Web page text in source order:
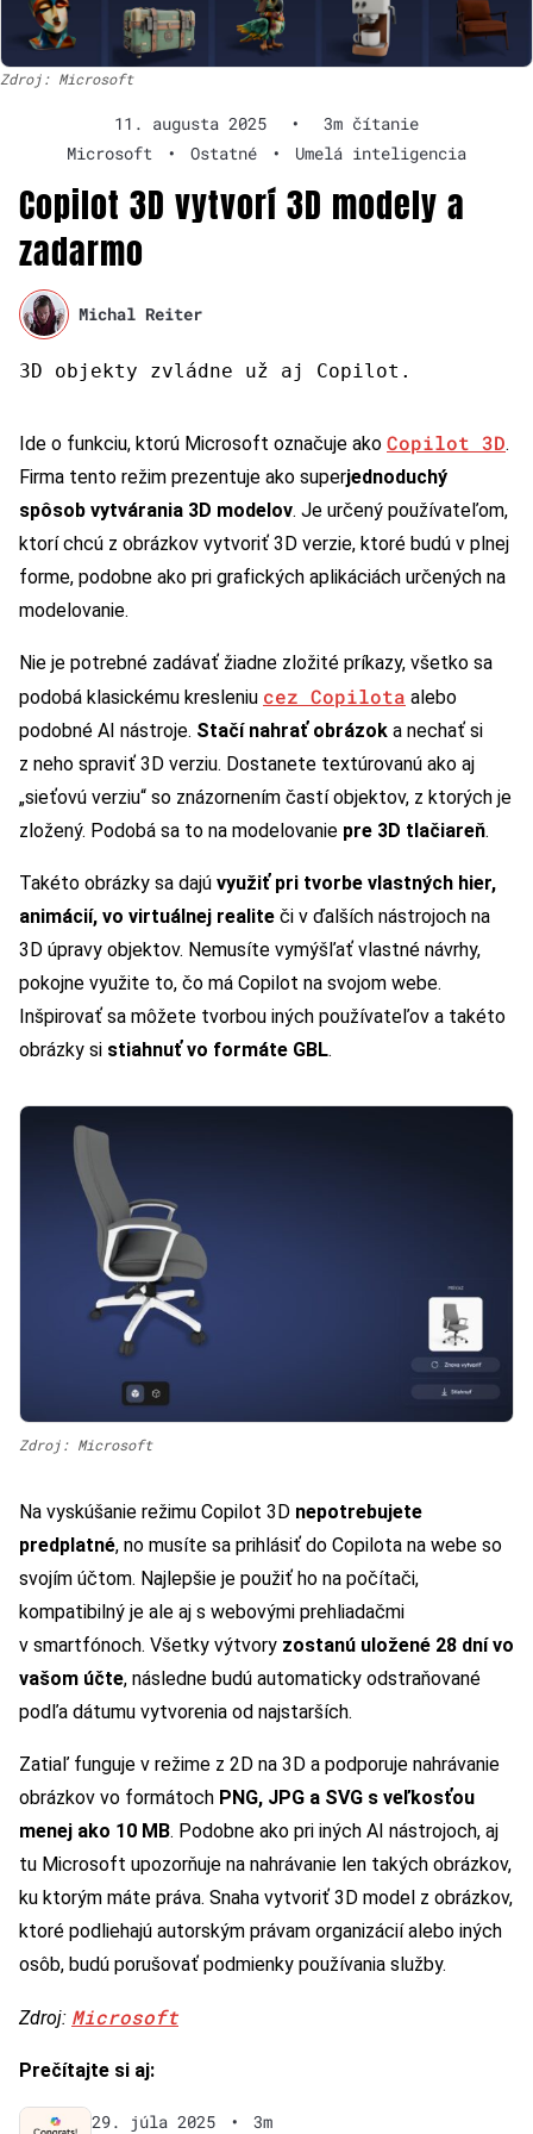
Zdroj: Microsoft
11. augusta 2025 •
3m čítanie
Microsoft
• Ostatné • Umelá inteligencia
Copilot 3D vytvorí 3D modely a
zadarmo
Michal Reiter
3D objekty zvládne už aj Copilot.
Ide o funkciu, ktorú Microsoft označuje ako Copilot 3D.
Firma tento režim prezentuje ako superjednoduchý
spôsob vytvárania 3D modelov. Je určený používateľom,
ktorí chcú z obrázkov vytvoriť 3D verzie, ktoré budú v plnej
forme, podobne ako pri grafických aplikáciách určených na
modelovanie.
Nie je potrebné zadávať žiadne zložité príkazy, všetko sa
podobá klasickému kresleniu cez Copilota alebo
podobné AI nástroje. Stačí nahrať obrázok a nechať si
z neho spraviť 3D verziu. Dostanete textúrovanú ako aj
„sieťovú verziu“ so znázornením častí objektov, z ktorých je
zložený. Podobá sa to na modelovanie pre 3D tlačiareň.
Takéto obrázky sa dajú využiť pri tvorbe vlastných hier,
animácií, vo virtuálnej realite či v ďalších nástrojoch na
3D úpravy objektov. Nemusíte vymýšľať vlastné návrhy,
pokojne využite to, čo má Copilot na svojom webe.
Inšpirovať sa môžete tvorbou iných používateľov a takéto
obrázky si stiahnuť vo formáte GBL.
Zdroj: Microsoft
Na vyskúšanie režimu Copilot 3D nepotrebujete
predplatné, no musíte sa prihlásiť do Copilota na webe so
svojím účtom. Najlepšie je použiť ho na počítači,
kompatibilný je ale aj s webovými prehliadačmi
v smartfónoch. Všetky výtvory zostanú uložené 28 dní vo
vašom účte, následne budú automaticky odstraňované
podľa dátumu vytvorenia od najstarších.
Zatiaľ funguje v režime z 2D na 3D a podporuje nahrávanie
obrázkov vo formátoch PNG, JPG a SVG s veľkosťou
menej ako 10 MB. Podobne ako pri iných AI nástrojoch, aj
tu Microsoft upozorňuje na nahrávanie len takých obrázkov,
ku ktorým máte práva. Snaha vytvoriť 3D model z obrázkov,
ktoré podliehajú autorským právam organizácií alebo iných
osôb, budú porušovať podmienky používania služby.
Zdroj: Microsoft
Prečítajte si aj:
29. júla 2025 • 3m